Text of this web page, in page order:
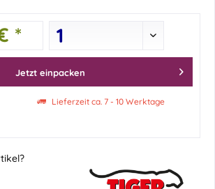
*
Jetzt einpacken
Lieferzeit ca. 7 - 10 Werktage